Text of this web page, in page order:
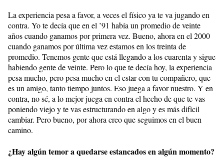
La experiencia pesa a favor, a veces el físico ya te va jugando en
contra. Yo te decía que en el ’91 había un promedio de veinte
años cuando ganamos por primera vez. Bueno, ahora en el 2000
cuando ganamos por última vez estamos en los treinta de
promedio. Tenemos gente que está llegando a los cuarenta y sigue
habiendo gente de veinte. Pero lo que te decía hoy, la experiencia
pesa mucho, pero pesa mucho en el estar con tu compañero, que
es un amigo, tanto tiempo juntos. Eso juega a favor nuestro. Y en
contra, no sé, a lo mejor juega en contra el hecho de que te vas
poniendo viejo y te vas estructurando en algo y es más difícil
cambiar. Pero bueno, por ahora creo que seguimos en el buen
camino.
¿Hay algún temor a quedarse estancados en algún momento?